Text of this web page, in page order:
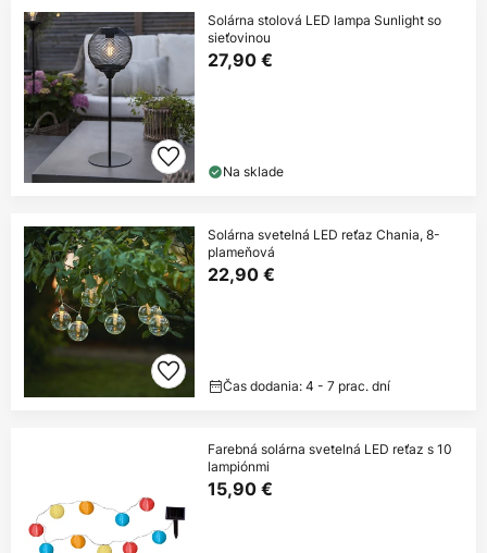
Solárna stolová LED lampa Sunlight so
sieťovinou
27,90 €
Na sklade
Solárna svetelná LED reťaz Chania, 8-
plameňová
22,90 €
Čas dodania: 4 - 7 prac. dní
Farebná solárna svetelná LED reťaz s 10
lampiónmi
15,90 €